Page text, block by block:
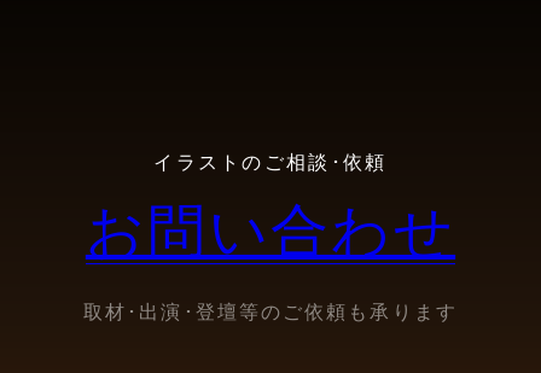
イラストのご相談･依頼
お問い合わせ
取材･出演･登壇等のご依頼も承ります